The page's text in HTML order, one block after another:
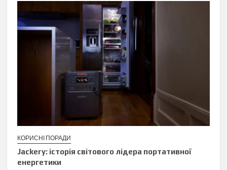
КОРИСНІ ПОРАДИ
Jackery: історія світового лідера портативної
енергетики